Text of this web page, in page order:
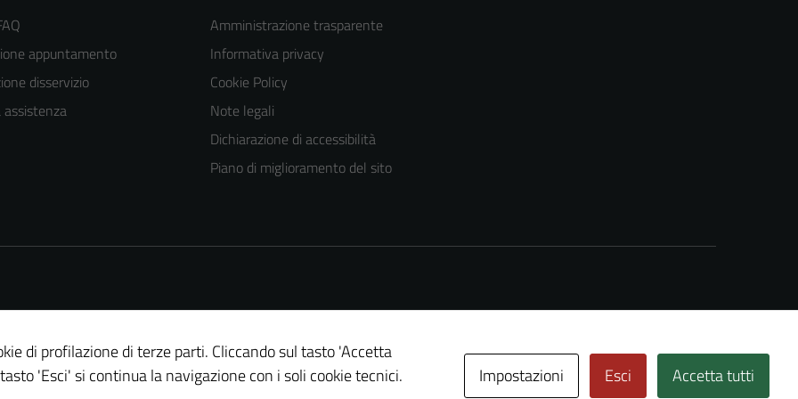
appuntamento
disservizio
assistenza
Amministrazione trasparente
Informativa privacy
Cookie Policy
Note legali
Dichiarazione di accessibilità
Piano di miglioramento del sito
di profilazione di terze parti. Cliccando sul tasto 'Accetta
'Esci' si continua la navigazione con i soli cookie tecnici.
Impostazioni Esci Accetta tutti
Tecnici